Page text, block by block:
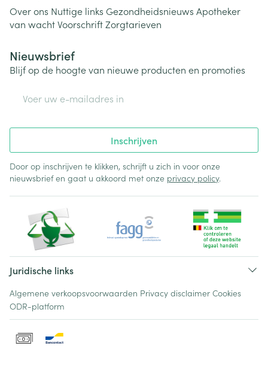
Over ons Nuttige links Gezondheidsnieuws Apotheker
van wachtVoorschriftZorgtarieven
Nieuwsbrief
Blijf op de hoogte van nieuwe producten en promoties
Inschrijven
Door op inschrijven te klikken, schrijft u zich in voor onze
nieuwsbrief en gaat u akkoord met onze privacy policy.
Juridische links
Algemene verkoopsvoorwaarden Privacy disclaimer Cookies
ODR-platform